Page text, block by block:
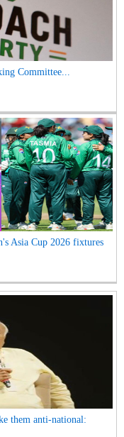
Committee...
Asia Cup 2026 fixtures
them anti-national: